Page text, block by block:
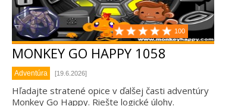
100
MONKEY GO HAPPY 1058
Adventúra [19.6.2026]
Hľadajte stratené opice v ďalšej časti adventúry
Monkey Go Happy. Riešte logické úlohy.